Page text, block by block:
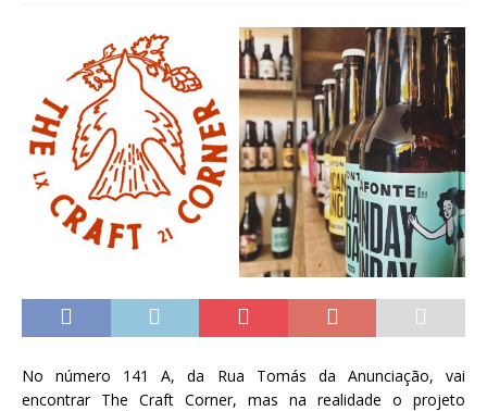
No número 141 A, da Rua Tomás da Anunciação, vai
encontrar The Craft Corner, mas na realidade o projeto